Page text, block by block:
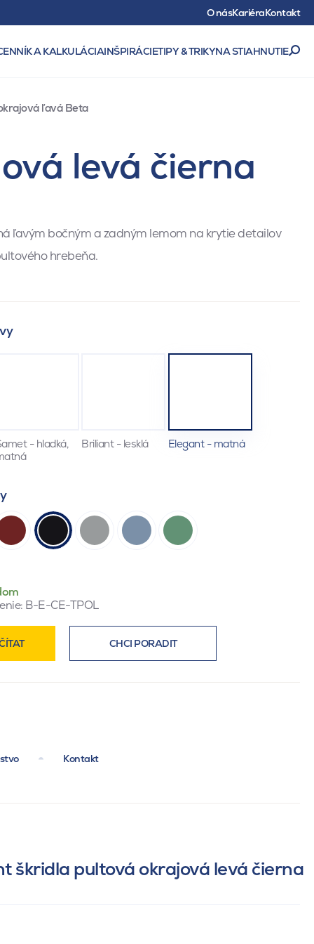
O násKariéraKontakt
A KALKULÁCIAINŠPIRÁCIETIPY & TRIKYNA STIAHNUTIE
ľavá Beta
levá čierna
ľavým bočným a zadným lemom na krytie detailov
hrebeňa.
- hladká,
Briliant - lesklá Elegant - matná
B-E-CE-TPOL
CHCI PORADIT
Kontakt
škridla pultová okrajová levá čierna